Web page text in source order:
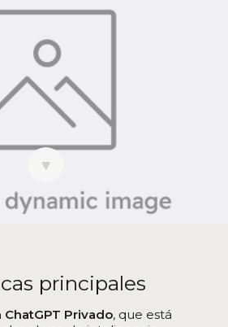
principales
ChatGPT Privado, que está